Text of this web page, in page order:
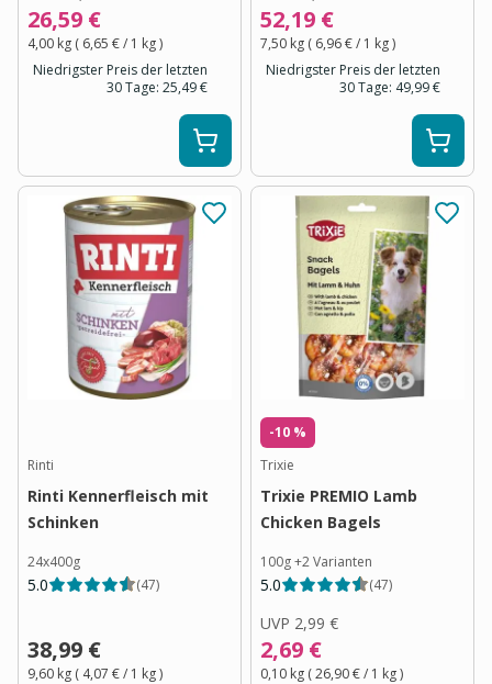
26,59 €
4,00 kg ( 6,65 €/ 1 kg)
Niedrigster Preis der letzten
30 Tage: 25,49 €
52,19 €
7,50 kg ( 6,96 €/ 1 kg)
Niedrigster Preis der letzten
30 Tage: 49,99 €
Rinti
Rinti Kennerfleisch mit
Schinken
24x400g
5.0 (47)
38,99 €
9,60 kg ( 4,07 €/ 1 kg)
-10 %
Trixie
Trixie PREMIO Lamb
Chicken Bagels
100g+2Varianten
5.0 (47)
UVP 2,99 €
2,69 €
0,10 kg (26,90 €/ 1 kg)